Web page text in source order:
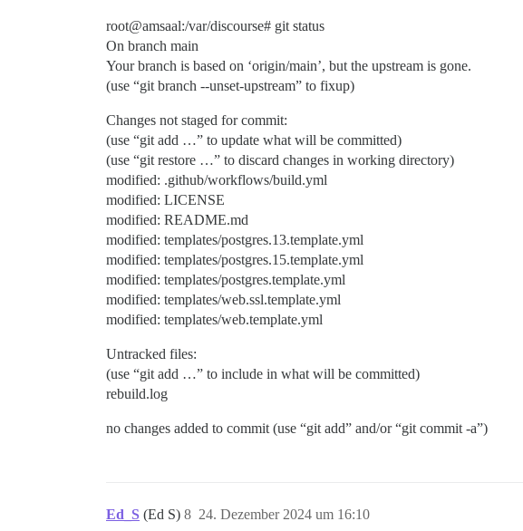
root@amsaal:/var/discourse# git status
On branch main
Your branch is based on ‘origin/main’, but the upstream is gone.
(use “git branch --unset-upstream” to fixup)
Changes not staged for commit:
(use “git add …” to update what will be committed)
(use “git restore …” to discard changes in working directory)
modified: .github/workflows/build.yml
modified: LICENSE
modified: README.md
modified: templates/postgres.13.template.yml
modified: templates/postgres.15.template.yml
modified: templates/postgres.template.yml
modified: templates/web.ssl.template.yml
modified: templates/web.template.yml
Untracked files:
(use “git add …” to include in what will be committed)
rebuild.log
no changes added to commit (use “git add” and/or “git commit -a”)
Ed_S (Ed S) 24. Dezember 2024 um 16:10
8